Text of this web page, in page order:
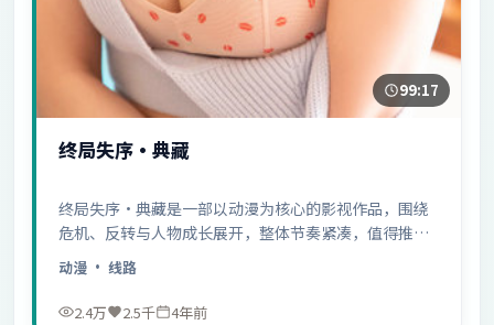
99:17
终局失序·典藏
终局失序·典藏是一部以动漫为核心的影视作品，围绕
危机、反转与人物成长展开，整体节奏紧凑，值得推荐
观看。
动漫 · 线路
2.4万 2.5千 4年前